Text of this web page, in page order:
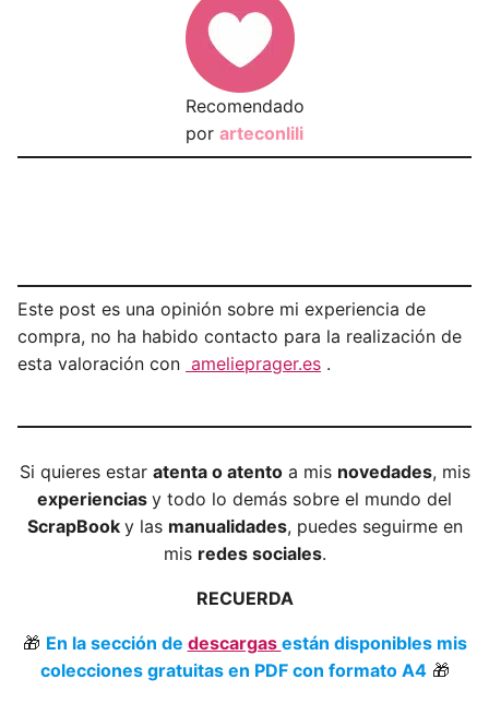
Recomendado
por arteconlili
Este post es una opinión sobre mi experiencia de
compra, no ha habido contacto para la realización de
esta valoración con amelieprager.es .
Si quieres estar atenta o atentoa mis novedades, mis
experiencias y todo lo demás sobre el mundo del
ScrapBook y las manualidades, puedes seguirme en
mis redes sociales.
RECUERDA
🎁 En la sección de descargas están disponibles mis
colecciones gratuitas en PDF con formato A4 🎁